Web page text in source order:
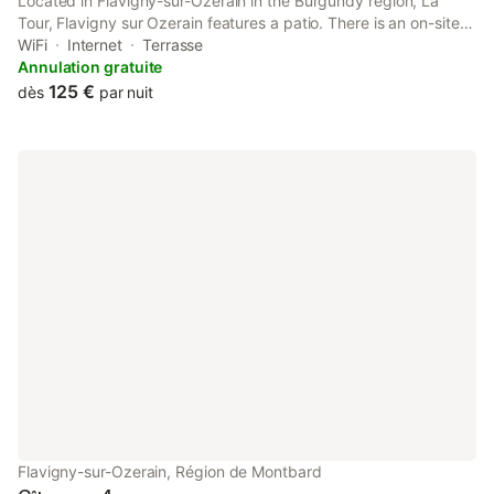
Tour, Flavigny sur Ozerain features a patio. There is an on-site
restaurant, plus free private parking and free WiFi are available.
WiFi Internet
Terrasse
Annulation gratuite
dès 125 € par nuit
Flavigny-sur-Ozerain, Région de Montbard